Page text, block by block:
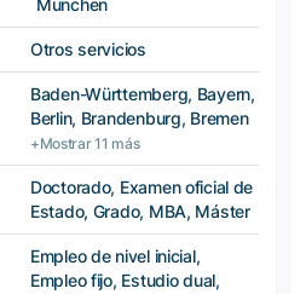
München
Otros servicios
Baden-Württemberg, Bayern,
Berlin, Brandenburg, Bremen
+Mostrar 11 más
Doctorado, Examen oficial de
Estado, Grado, MBA, Máster
Empleo de nivel inicial,
Empleo fijo, Estudio dual,